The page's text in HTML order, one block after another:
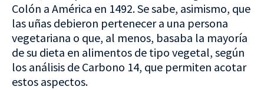
Colón a América en 1492. Se sabe, asimismo, que
las uñas debieron pertenecer a una persona
vegetariana o que, al menos, basaba la mayoría
de su dieta en alimentos de tipo vegetal, según
los análisis de Carbono 14, que permiten acotar
estos aspectos.